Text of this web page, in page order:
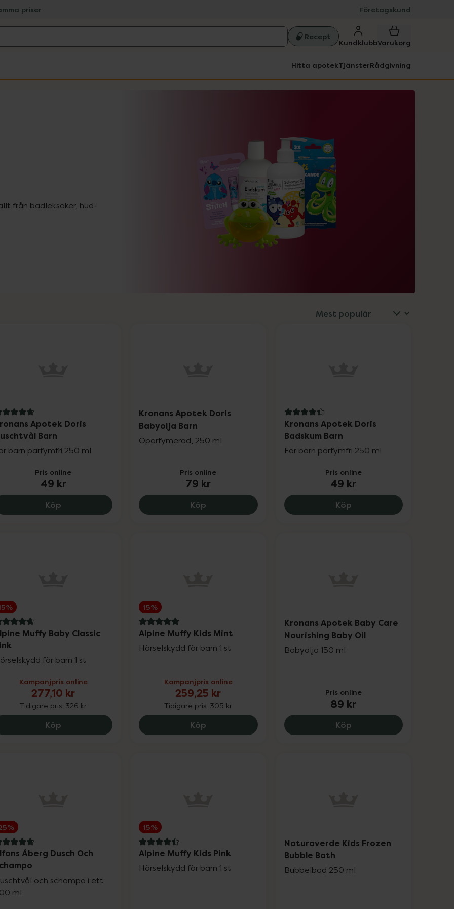
priser Företagskund
Recept
KundklubbVarukorg
Hitta apotekTjänsterRådgivning
från badleksaker, hud-
av 5 i omdöme
Apotek Doris
Barn
barn parfymfri 250 ml
Pris online
49 kr
Köp Kronans Apotek Doris Duschtvål Barn, 49 kr.
Kronans Apotek Doris
Babyolja Barn
Oparfymerad, 250 ml
Pris online
79 kr
Köp Kronans Apotek Doris Babyolja Barn, 79 kr.
4.4 av 5 i omdöme
Kronans Apotek Doris
Badskum Barn
För barn parfymfri 250 ml
Pris online
49 kr
KöpKronans Apotek Doris
av 5 i omdöme
Muffy Baby Classic
för barn 1 st
Kampanjpris online
277,10 kr
Tidigare pris: 326 kr
Köp Alpine Muffy Baby Classic Pink, 277.1 kr.
15%
5 av 5 i omdöme
Alpine Muffy Kids Mint
Hörselskydd för barn 1 st
Kampanjpris online
259,25 kr
Tidigare pris: 305 kr
Köp Alpine Muffy Kids Mint, 259.25 kr.
Kronans Apotek Baby Care
Nourishing Baby Oil
Babyolja 150 ml
Pris online
89 kr
KöpKronans Apotek Baby
av 5 i omdöme
Åberg Dusch Och
och schampo i ett
ml
15%
4.5 av 5 i omdöme
Alpine Muffy Kids Pink
Hörselskydd för barn 1 st
Naturaverde Kids Frozen
Bubble Bath
Bubbelbad 250 ml